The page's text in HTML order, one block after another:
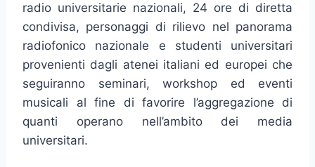
radio universitarie nazionali, 24 ore di diretta
condivisa, personaggi di rilievo nel panorama
radiofonico nazionale e studenti universitari
provenienti dagli atenei italiani ed europei che
seguiranno seminari, workshop ed eventi
musicali al fine di favorire l’aggregazione di
quanti operano nell’ambito dei media
universitari.